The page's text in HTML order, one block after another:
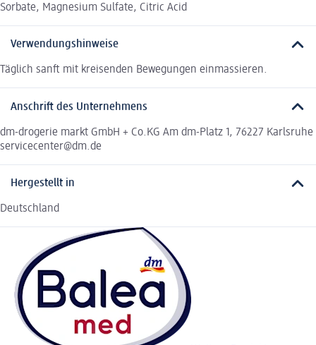
Sorbate, Magnesium Sulfate, Citric Acid
Verwendungshinweise
Täglich sanft mit kreisenden Bewegungen einmassieren.
Anschrift des Unternehmens
dm-drogerie markt GmbH + Co.KG Am dm-Platz 1, 76227 Karlsruhe
servicecenter@dm.de
Hergestellt in
Deutschland